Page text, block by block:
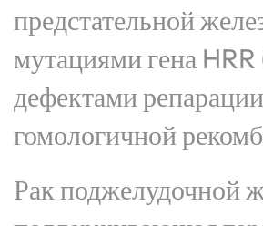
предстательной
мутациями гена
дефектами репарации
гомологичной
Рак поджелудочной